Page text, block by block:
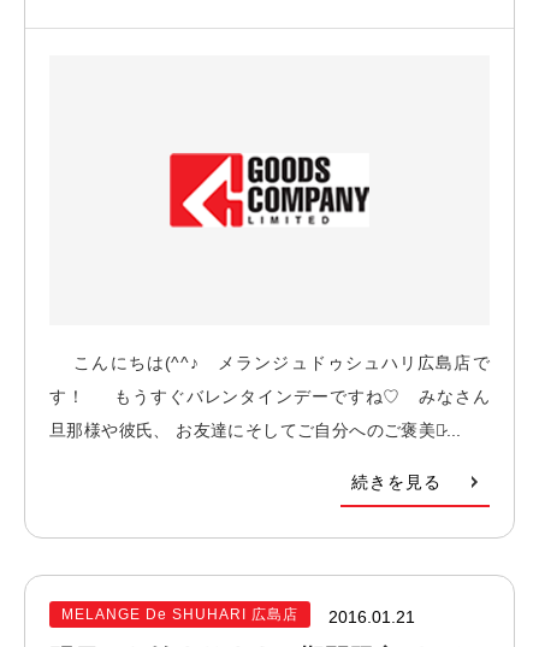
こんにちは(^^♪ メランジュドゥシュハリ広島店で
す！ もうすぐバレンタインデーですね♡ みなさん
旦那様や彼氏、 お友達にそしてご自分へのご褒美に̷...
続きを見る
MELANGE De SHUHARI 広島店 2016.01.21